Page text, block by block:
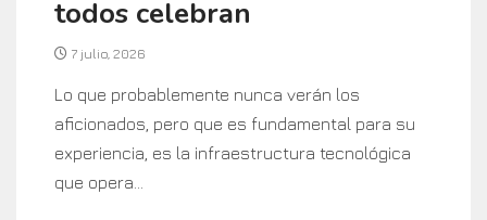
todos celebran
7 julio, 2026
Lo que probablemente nunca verán los
aficionados, pero que es fundamental para su
experiencia, es la infraestructura tecnológica
que opera...